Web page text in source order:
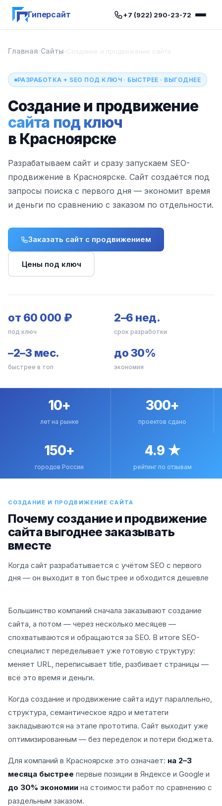
Гиперсайт +7 (922) 290-23-72
Главная›Сайты›Создание и продвижение сайта
РАЗРАБОТКА + SEO ПОД КЛЮЧ · БЫСТРЕЕ · ВЫГОДНЕЕ
Создание и продвижение
сайта под ключ
в Красноярске
Разрабатываем сайт и сразу запускаем SEO-
продвижение в Красноярске. Сайт создаётся под
запросы поиска с первого дня — экономит время
и деньги по сравнению с заказом по отдельности.
Заказать сайт с продвижением
Цены под ключ
от 60 000 ₽
под ключ
2–6 нед.
срок разработки
–2–3 мес.
быстрее в топ
до 30%
экономия
10+
лет на рынке
300+
проектов сдано
150+
городов России
4.9 ★
рейтинг по отзывам
СОЗДАНИЕ И ПРОДВИЖЕНИЕ САЙТА
Почему создание и продвижение
сайта выгоднее заказывать
вместе
Когда сайт разрабатывается с учётом SEO с первого
дня — он выходит в топ быстрее и обходится дешевле
Большинство компаний сначала заказывают создание
сайта, а потом — через несколько месяцев —
спохватываются и обращаются за SEO. В итоге SEO-
специалист переделывает уже готовую структуру:
меняет URL, переписывает title, разбивает страницы —
всё это время и деньги.
Когда создание и продвижение сайта идут параллельно,
структура, семантическое ядро и метатеги
закладываются на этапе прототипа. Сайт выходит уже
оптимизированным — без переделок и потери бюджета.
Для компаний в Красноярске это означает: на 2–3
месяца быстрее первые позиции в Яндексе и Google и
до 30% экономии на стоимости работ по сравнению с
раздельным заказом.